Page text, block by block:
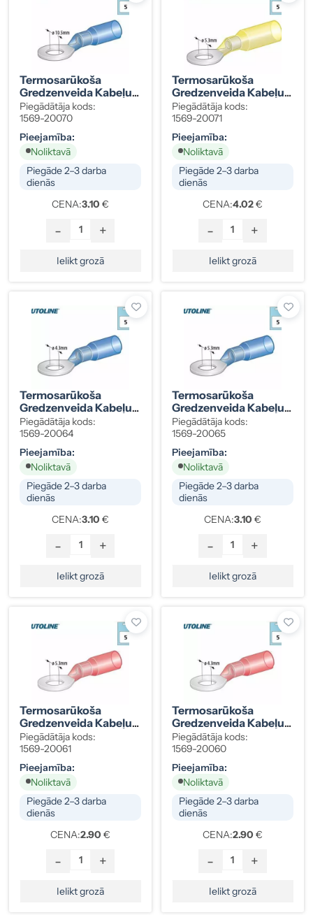
Termosarūkoša
Gredzenveida Kabeļu
Klemma, Zila, Ø10,5
Mm (M10), 1,5–2,5
Mm², 5 Gab.
Piegādātāja kods:
1569-20070
Pieejamība:
Noliktavā
Piegāde 2–3 darba
dienās
CENA:3.10 €
- +
Ielikt grozā
Termosarūkoša
Gredzenveida Kabeļu
Klemma, Dzeltena,
Ø5,3 Mm (M5), 3,0–6,0
Mm², 5 Gab.
Piegādātāja kods:
1569-20071
Pieejamība:
Noliktavā
Piegāde 2–3 darba
dienās
CENA:4.02€
- +
Ielikt grozā
Termosarūkoša
Gredzenveida Kabeļu
Klemma, Zila, Ø4,3 Mm
(M4), 1,5–2,5 Mm², 5
Gab.
Piegādātāja kods:
1569-20064
Pieejamība:
Noliktavā
Piegāde 2–3 darba
dienās
CENA:3.10 €
- +
Ielikt grozā
Termosarūkoša
Gredzenveida Kabeļu
Klemma, Zila, Ø5,3 Mm
(M5), 1,5–2,5 Mm², 5
Gab.
Piegādātāja kods:
1569-20065
Pieejamība:
Noliktavā
Piegāde 2–3 darba
dienās
CENA:3.10 €
- +
Ielikt grozā
Termosarūkoša
Gredzenveida Kabeļu
Klemma, Sarkana,
Ø5,3 Mm (M5), 0,5–1,5
Mm², 5 Gab.
Piegādātāja kods:
1569-20061
Pieejamība:
Noliktavā
Piegāde 2–3 darba
dienās
CENA:2.90 €
- +
Ielikt grozā
Termosarūkoša
Gredzenveida Kabeļu
Klemma, Sarkana,
Ø4,3 Mm (M4), 0,5–1,5
Mm², 5 Gab.
Piegādātāja kods:
1569-20060
Pieejamība:
Noliktavā
Piegāde 2–3 darba
dienās
CENA:2.90 €
- +
Ielikt grozā